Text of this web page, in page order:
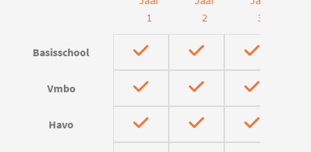
1
2
3
Basisschool
Vmbo
Havo